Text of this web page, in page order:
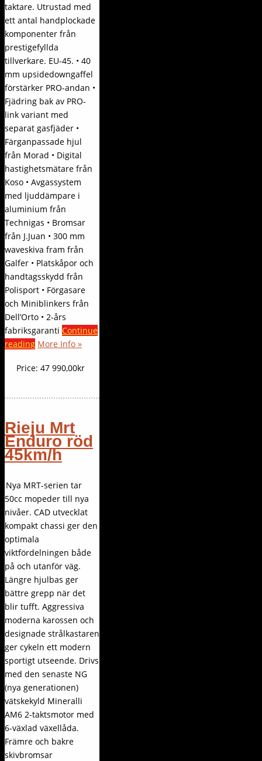
taktare. Utrustad med
ett antal handplockade
komponenter från
prestigefyllda
tillverkare. EU-45. • 40
mm upsidedowngaffel
förstärker PRO-andan •
Fjädring bak av PRO-
link variant med
separat gasfjäder •
Färganpassade hjul
från Morad • Digital
hastighetsmätare från
Koso • Avgassystem
med ljuddämpare i
aluminium från
Technigas • Bromsar
från J.Juan • 300 mm
waveskiva fram från
Galfer • Platskåpor och
handtagsskydd från
Polisport • Förgasare
och Miniblinkers från
Dell’Orto • 2-års
fabriksgaranti Continue
reading More Info »
Price: 47 990,00kr
Rieju Mrt
Enduro röd
45km/h
Nya MRT-serien tar
50cc mopeder till nya
nivåer. CAD utvecklat
kompakt chassi ger den
optimala
viktfördelningen både
på och utanför väg.
Längre hjulbas ger
bättre grepp när det
blir tufft. Aggressiva
moderna karossen och
designade strålkastaren
ger cykeln ett modern
sportigt utseende. Drivs
med den senaste NG
(nya generationen)
vätskekyld Mineralli
AM6 2-taktsmotor med
6-växlad växellåda.
Främre och bakre
skivbromsar